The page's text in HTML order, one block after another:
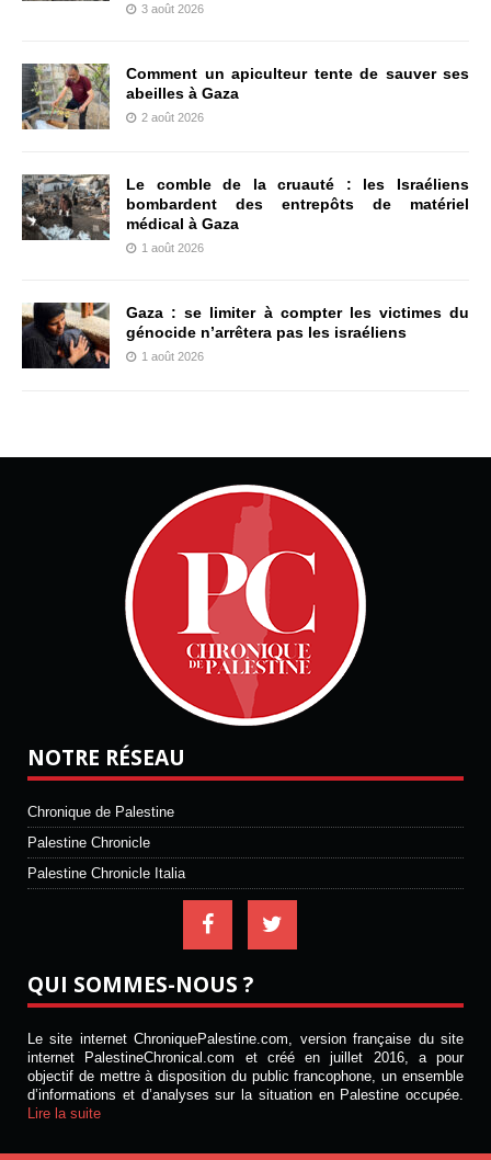
3 août 2026
Comment un apiculteur tente de sauver ses
abeilles à Gaza
2 août 2026
Le comble de la cruauté : les Israéliens
bombardent des entrepôts de matériel
médical à Gaza
1 août 2026
Gaza : se limiter à compter les victimes du
génocide n’arrêtera pas les israéliens
1 août 2026
NOTRE RÉSEAU
Chronique de Palestine
Palestine Chronicle
Palestine Chronicle Italia
QUI SOMMES-NOUS ?
Le site internet ChroniquePalestine.com, version française du site
internet PalestineChronical.com et créé en juillet 2016, a pour
objectif de mettre à disposition du public francophone, un ensemble
d’informations et d’analyses sur la situation en Palestine occupée.
Lire la suite